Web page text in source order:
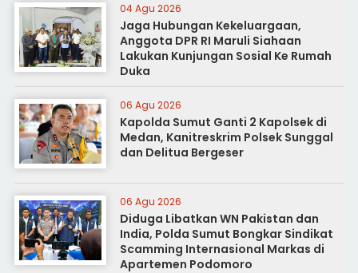
04 Agu 2026
Jaga Hubungan Kekeluargaan,
Anggota DPR RI Maruli Siahaan
Lakukan Kunjungan Sosial Ke Rumah
Duka
06 Agu 2026
Kapolda Sumut Ganti 2 Kapolsek di
Medan, Kanitreskrim Polsek Sunggal
dan Delitua Bergeser
06 Agu 2026
Diduga Libatkan WN Pakistan dan
India, Polda Sumut Bongkar Sindikat
Scamming Internasional Markas di
Apartemen Podomoro